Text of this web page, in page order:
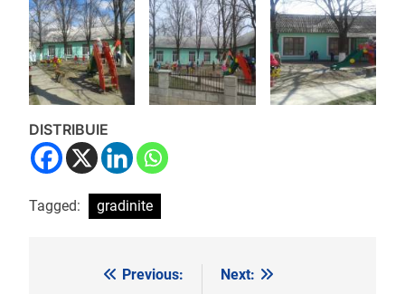
DISTRIBUIE
Tagged: gradinite
NavigarePrevious:
Next: